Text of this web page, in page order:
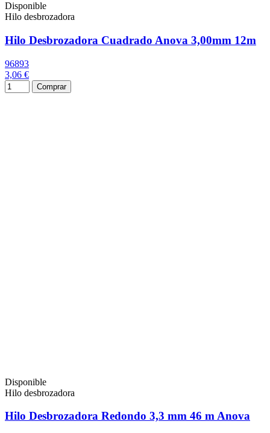
Disponible
Hilo desbrozadora
Hilo Desbrozadora Cuadrado Anova 3,00mm 12m
96893
3,06 €
Comprar
Disponible
Hilo desbrozadora
Hilo Desbrozadora Redondo 3,3 mm 46 m Anova